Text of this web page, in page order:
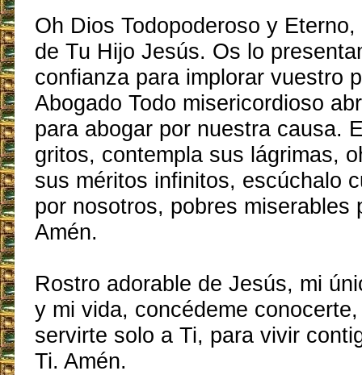
Oh Dios Todopoderoso y
de Tu Hijo Jesús. Os lo
confianza para implorar vuestro
Abogado Todo misericordioso
para abogar por nuestra causa.
gritos, contempla sus lágrimas,
sus méritos infinitos, escúchalo
por nosotros, pobres miserables
Amén.
Rostro adorable de Jesús, mi
y mi vida, concédeme
servirte solo a Ti, para vivir
Ti. Amén.